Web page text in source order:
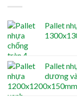
Pallet
Pallet
dương